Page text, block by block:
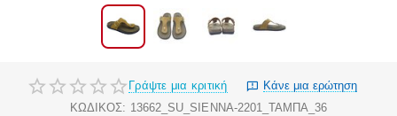
Γράψτε μια κριτική
Κάνε μια ερώτηση
ΚΩΔΙΚΟΣ: 13662_SU_SIENNA-2201_ΤΑΜΠΑ_36